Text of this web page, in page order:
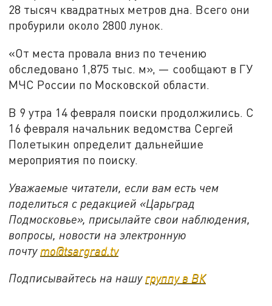
28 тысяч квадратных метров дна. Всего они
пробурили около 2800 лунок.
«От места провала вниз по течению
обследовано 1,875 тыс. м», — сообщают в ГУ
МЧС России по Московской области.
В 9 утра 14 февраля поиски продолжились. С
16 февраля начальник ведомства Сергей
Полетыкин определит дальнейшие
мероприятия по поиску.
Уважаемые читатели, если вам есть чем
поделиться с редакцией «Царьград
Подмосковье», присылайте свои наблюдения,
вопросы, новости на электронную
почту mo@tsargrad.tv
Подписывайтесь на нашу группу в ВК